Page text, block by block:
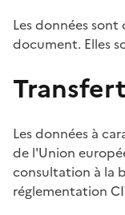
Les données
document. Elles
Les données à
de l'Union
consultation à la
réglementation